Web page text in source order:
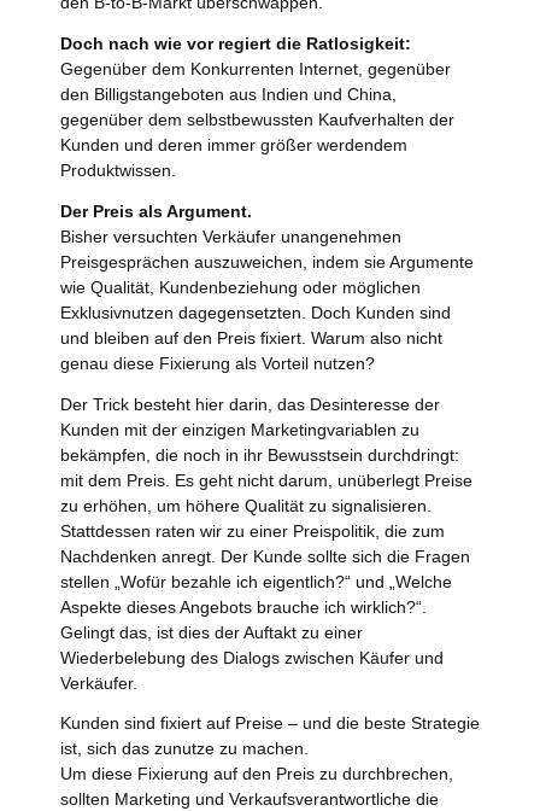
Doch nach wie vor regiert die Ratlosigkeit:
Gegenüber dem Konkurrenten Internet, gegenüber
den Billigstangeboten aus Indien und China,
gegenüber dem selbstbewussten Kaufverhalten der
Kunden und deren immer größer werdendem
Produktwissen.
Der Preis als Argument.
Bisher versuchten Verkäufer unangenehmen
Preisgesprächen auszuweichen, indem sie Argumente
wie Qualität, Kundenbeziehung oder möglichen
Exklusivnutzen dagegensetzten. Doch Kunden sind
und bleiben auf den Preis fixiert. Warum also nicht
genau diese Fixierung als Vorteil nutzen?
Der Trick besteht hier darin, das Desinteresse der
Kunden mit der einzigen Marketingvariablen zu
bekämpfen, die noch in ihr Bewusstsein durchdringt:
mit dem Preis. Es geht nicht darum, unüberlegt Preise
zu erhöhen, um höhere Qualität zu signalisieren.
Stattdessen raten wir zu einer Preispolitik, die zum
Nachdenken anregt. Der Kunde sollte sich die Fragen
stellen „Wofür bezahle ich eigentlich?“ und „Welche
Aspekte dieses Angebots brauche ich wirklich?“.
Gelingt das, ist dies der Auftakt zu einer
Wiederbelebung des Dialogs zwischen Käufer und
Verkäufer.
Kunden sind fixiert auf Preise – und die beste Strategie
ist, sich das zunutze zu machen.
Um diese Fixierung auf den Preis zu durchbrechen,
sollten Marketing und Verkaufsverantwortliche die